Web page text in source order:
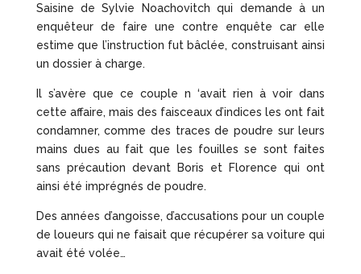
Saisine de Sylvie Noachovitch qui demande à un
enquêteur de faire une contre enquête car elle
estime que l’instruction fut bâclée, construisant ainsi
un dossier à charge.
Il s’avère que ce couple n ‘avait rien à voir dans
cette affaire, mais des faisceaux d’indices les ont fait
condamner, comme des traces de poudre sur leurs
mains dues au fait que les fouilles se sont faites
sans précaution devant Boris et Florence qui ont
ainsi été imprégnés de poudre.
Des années d’angoisse, d’accusations pour un couple
de loueurs qui ne faisait que récupérer sa voiture qui
avait été volée…